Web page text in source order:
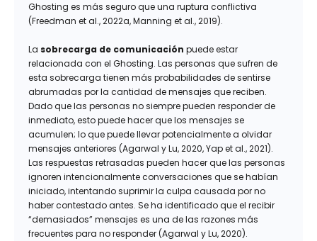
Ghosting es más seguro que una ruptura conflictiva
(Freedman et al., 2022a, Manning et al., 2019).
La sobrecarga de comunicación puede estar
relacionada con el Ghosting. Las personas que sufren de
esta sobrecarga tienen más probabilidades de sentirse
abrumadas por la cantidad de mensajes que reciben.
Dado que las personas no siempre pueden responder de
inmediato, esto puede hacer que los mensajes se
acumulen; lo que puede llevar potencialmente a olvidar
mensajes anteriores (Agarwal y Lu, 2020, Yap et al., 2021).
Las respuestas retrasadas pueden hacer que las personas
ignoren intencionalmente conversaciones que se habían
iniciado, intentando suprimir la culpa causada por no
haber contestado antes. Se ha identificado que el recibir
“demasiados” mensajes es una de las razones más
frecuentes para no responder (Agarwal y Lu, 2020).